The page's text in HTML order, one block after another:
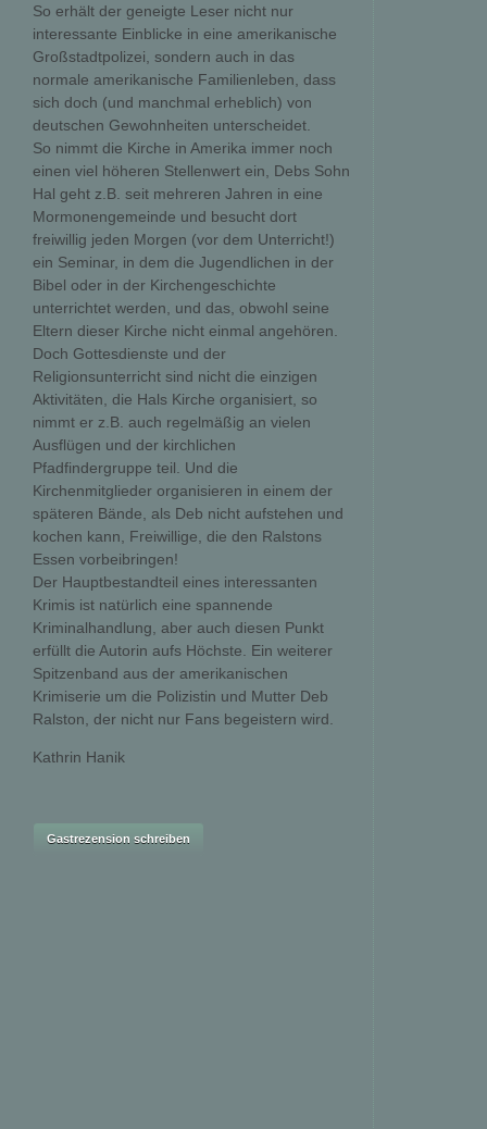
So erhält der geneigte Leser nicht nur
interessante Einblicke in eine amerikanische
Großstadtpolizei, sondern auch in das
normale amerikanische Familienleben, dass
sich doch (und manchmal erheblich) von
deutschen Gewohnheiten unterscheidet.
So nimmt die Kirche in Amerika immer noch
einen viel höheren Stellenwert ein, Debs Sohn
Hal geht z.B. seit mehreren Jahren in eine
Mormonengemeinde und besucht dort
freiwillig jeden Morgen (vor dem Unterricht!)
ein Seminar, in dem die Jugendlichen in der
Bibel oder in der Kirchengeschichte
unterrichtet werden, und das, obwohl seine
Eltern dieser Kirche nicht einmal angehören.
Doch Gottesdienste und der
Religionsunterricht sind nicht die einzigen
Aktivitäten, die Hals Kirche organisiert, so
nimmt er z.B. auch regelmäßig an vielen
Ausflügen und der kirchlichen
Pfadfindergruppe teil. Und die
Kirchenmitglieder organisieren in einem der
späteren Bände, als Deb nicht aufstehen und
kochen kann, Freiwillige, die den Ralstons
Essen vorbeibringen!
Der Hauptbestandteil eines interessanten
Krimis ist natürlich eine spannende
Kriminalhandlung, aber auch diesen Punkt
erfüllt die Autorin aufs Höchste. Ein weiterer
Spitzenband aus der amerikanischen
Krimiserie um die Polizistin und Mutter Deb
Ralston, der nicht nur Fans begeistern wird.
Kathrin Hanik